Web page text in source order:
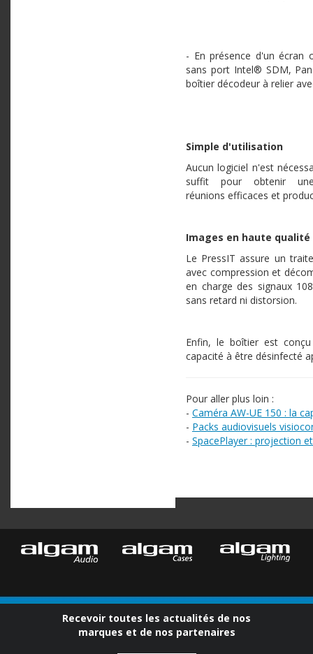
- En présence d'un écran
sans port Intel® SDM,
boîtier décodeur à relier
Simple d'utilisation
Aucun logiciel n'est
suffit pour obtenir
réunions efficaces et
Images en haute qualité
Le PressIT assure un
avec compression et
en charge des signaux
sans retard ni distorsion.
Enfin, le boîtier est
capacité à être désinfecté
Pour aller plus loin :
- Caméra AW-UE 150 : la
- Packs audiovisuels
- SpacePlayer : projection
Recevoir toutes les actualités de nos
marques et de nos partenaires